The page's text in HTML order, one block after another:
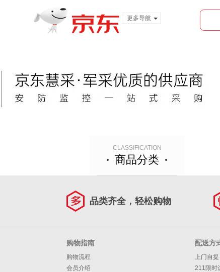
更多导航
CLASSIFICATION
商品分类
品类齐全，轻松购物
购物指南
购物流程
会员介绍
配送方
上门自提
211限时